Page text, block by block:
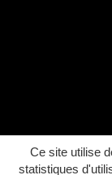
Ce site utilise
statistiques